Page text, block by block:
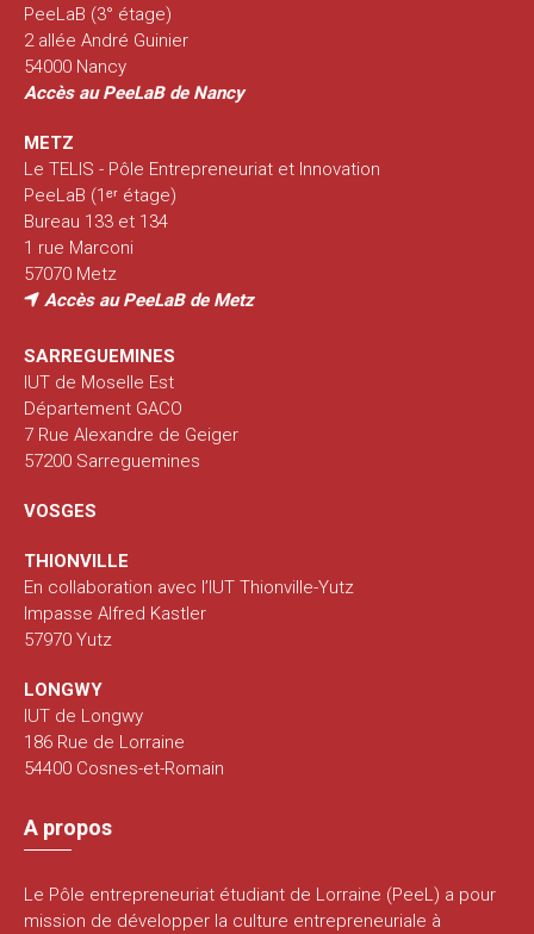
PeeLaB (3° étage)
2 allée André Guinier
54000 Nancy
Accès au PeeLaB de Nancy
METZ
Le TELIS - Pôle Entrepreneuriat et Innovation
PeeLaB (1ᵉʳ étage)
Bureau 133 et 134
1 rue Marconi
57070 Metz
Accès au PeeLaB de Metz
SARREGUEMINES
IUT de Moselle Est
Département GACO
7 Rue Alexandre de Geiger
57200 Sarreguemines
VOSGES
THIONVILLE
En collaboration avec l’IUT Thionville-Yutz
Impasse Alfred Kastler
57970 Yutz
LONGWY
IUT de Longwy
186 Rue de Lorraine
54400 Cosnes-et-Romain
A propos
Le Pôle entrepreneuriat étudiant de Lorraine (PeeL) a pour
mission de développer la culture entrepreneuriale à